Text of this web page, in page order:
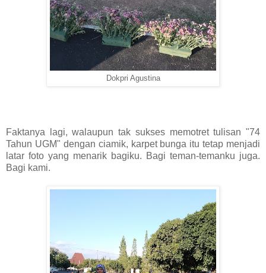
Dokpri Agustina
Faktanya lagi, walaupun tak sukses memotret tulisan "74
Tahun UGM" dengan ciamik, karpet bunga itu tetap menjadi
latar foto yang menarik bagiku. Bagi teman-temanku juga.
Bagi kami.